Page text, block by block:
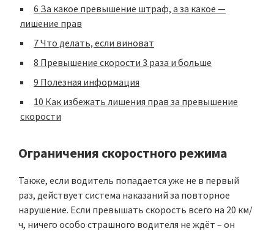
6 За какое превышение штраф, а за какое —
лишение прав
7Что делать, если виноват
8 Превышение скорости 3 раза и больше
9 Полезная информация
10 Как избежать лишения прав за превышение
скорости
Ограничения скоростного режима
Также, если водитель попадается уже не в первый
раз, действует система наказаний за повторное
нарушение. Если превышать скорость всего на 20 км/
ч, ничего особо страшного водителя не ждёт – он